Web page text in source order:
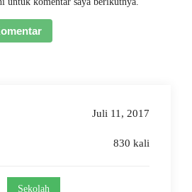
Juli 11, 2017
830 kali
Sekolah